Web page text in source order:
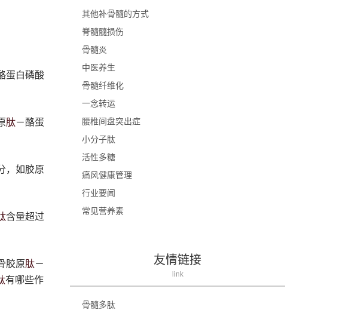
蛋白磷酸
肽－酪蛋
，如胶原
含量超过
胶原肽－
有哪些作
其他补骨髓的方式
脊髓髓损伤
骨髓炎
中医养生
骨髓纤维化
一念转运
腰椎间盘突出症
小分子肽
活性多糖
痛风健康管理
行业要闻
常见营养素
友情链接
link
骨髓多肽